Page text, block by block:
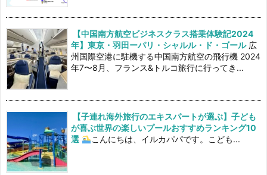
【中国南方航空ビジネスクラス搭乗体験記2024
年】東京・羽田ーパリ・シャルル・ド・ゴール 広
州国際空港に駐機する中国南方航空の飛行機 2024
年7〜8月、フランス&トルコ旅行に行ってき...
【子連れ海外旅行のエキスパートが選ぶ】子ども
が喜ぶ世界の楽しいプールおすすめランキング10
選
こんにちは、イルカパパです。こども...